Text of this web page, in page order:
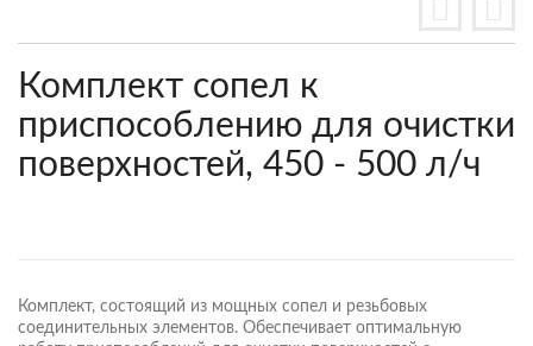
Комплект сопел к
приспособлению для очистки
поверхностей, 450 - 500 л/ч
Комплект, состоящий из мощных сопел и резьбовых
соединительных элементов. Обеспечивает оптимальную